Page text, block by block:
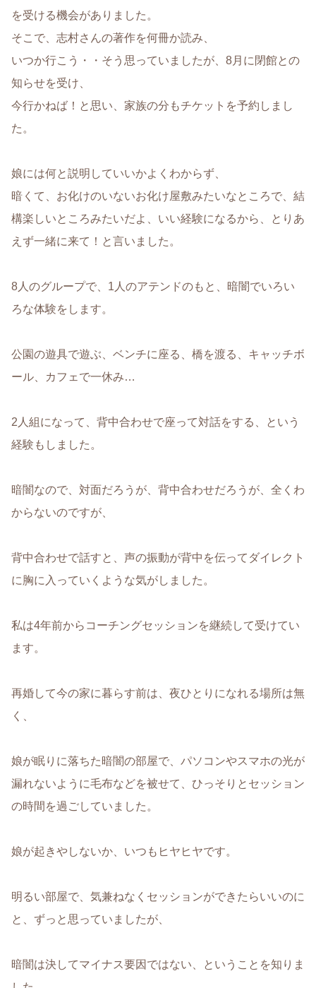
を受ける機会がありました。
そこで、志村さんの著作を何冊か読み、
いつか行こう・・そう思っていましたが、8月に閉館との
知らせを受け、
今行かねば！と思い、家族の分もチケットを予約しまし
た。
娘には何と説明していいかよくわからず、
暗くて、お化けのいないお化け屋敷みたいなところで、結
構楽しいところみたいだよ、いい経験になるから、とりあ
えず一緒に来て！と言いました。
8人のグループで、1人のアテンドのもと、暗闇でいろい
ろな体験をします。
公園の遊具で遊ぶ、ベンチに座る、橋を渡る、キャッチボ
ール、カフェで一休み…
2人組になって、背中合わせで座って対話をする、という
経験もしました。
暗闇なので、対面だろうが、背中合わせだろうが、全くわ
からないのですが、
背中合わせで話すと、声の振動が背中を伝ってダイレクト
に胸に入っていくような気がしました。
私は4年前からコーチングセッションを継続して受けてい
ます。
再婚して今の家に暮らす前は、夜ひとりになれる場所は無
く、
娘が眠りに落ちた暗闇の部屋で、パソコンやスマホの光が
漏れないように毛布などを被せて、ひっそりとセッション
の時間を過ごしていました。
娘が起きやしないか、いつもヒヤヒヤです。
明るい部屋で、気兼ねなくセッションができたらいいのに
と、ずっと思っていましたが、
暗闇は決してマイナス要因ではない、ということを知りま